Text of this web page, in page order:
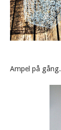
Ampel på gång.